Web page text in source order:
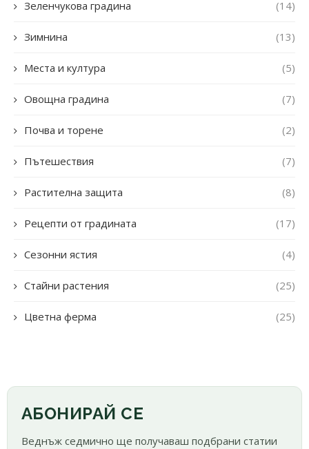
Зеленчукова градина (14)
Зимнина (13)
Места и култура (5)
Овощна градина (7)
Почва и торене (2)
Пътешествия (7)
Растителна защита (8)
Рецепти от градината (17)
Сезонни ястия (4)
Стайни растения (25)
Цветна ферма (25)
АБОНИРАЙ СЕ
Веднъж седмично ще получаваш подбрани статии